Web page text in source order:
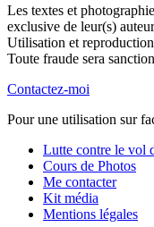
Les textes et
exclusive de leur(s)
Utilisation et
Toute fraude sera
Contactez-moi
Pour une utilisation sur
Lutte contre le vol
Cours de Photos
Me contacter
Kit média
Mentions légales